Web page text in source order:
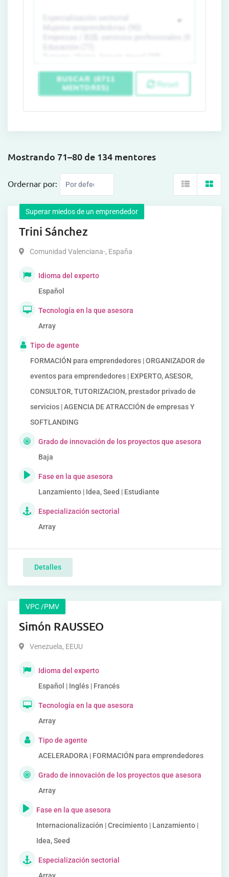
BUSCAR (6711
MENTORES)
Reset
Mostrando 71–80 de 134 mentores
Ordernar por:
Superar miedos de un emprendedor
Trini Sánchez
Comunidad Valenciana-, España
Idioma del experto
Español
Tecnología en la que asesora
Array
Tipo de agente
FORMACIÓN para emprendedores | ORGANIZADOR de
eventos para emprendedores | EXPERTO, ASESOR,
CONSULTOR, TUTORIZACION, prestador privado de
servicios | AGENCIA DE ATRACCIÓN de empresas Y
SOFTLANDING
Grado de innovación de los proyectos que asesora
Baja
Fase en la que asesora
Lanzamiento | Idea, Seed | Estudiante
Especialización sectorial
Array
Detalles
VPC /PMV
Simón RAUSSEO
Venezuela, EEUU
Idioma del experto
Español | Inglés | Francés
Tecnología en la que asesora
Array
Tipo de agente
ACELERADORA | FORMACIÓN para emprendedores
Grado de innovación de los proyectos que asesora
Array
Fase en la que asesora
Internacionalización | Crecimiento | Lanzamiento |
Idea, Seed
Especialización sectorial